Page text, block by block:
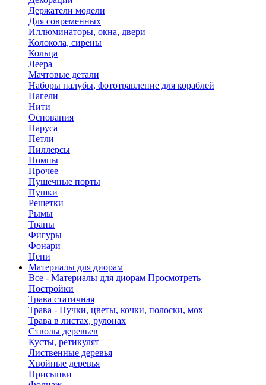
Держатели модели
Для современных
Иллюминаторы, окна, двери
Колокола, сирены
Кольца
Леера
Мачтовые детали
Наборы палубы, фототравление для кораблей
Нагели
Нити
Основания
Паруса
Петли
Пиллерсы
Помпы
Прочее
Пушечные порты
Пушки
Решетки
Рымы
Трапы
Фигуры
Фонари
Цепи
Материалы для диорам
Все - Материалы для диорам Просмотреть
Постройки
Трава статичная
Трава - Пучки, цветы, кочки, полоски, мох
Трава в листах, рулонах
Стволы деревьев
Кусты, ретикулят
Лиственные деревья
Хвойные деревья
Присыпки